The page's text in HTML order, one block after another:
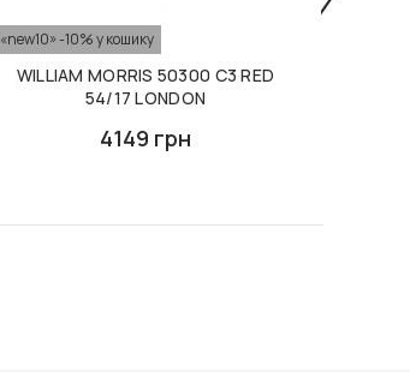
«new10» -10% у кошику
WILLIAM MORRIS 50300 C3 RED
54/17 LONDON
4149 грн